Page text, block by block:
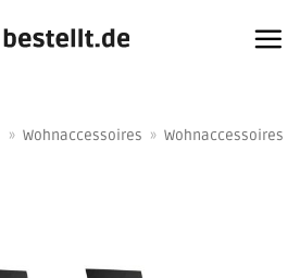
» Wohnaccessoires » Wohnaccessoires